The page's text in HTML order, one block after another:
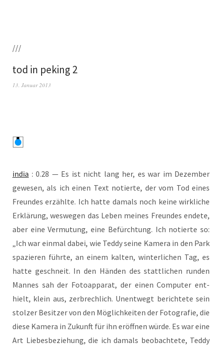
///
tod in peking 2
13. Januar 2013
india : 0.28 — Es ist nicht lang her, es war im Dezem­ber
gewe­sen, als ich einen Text notier­te, der vom Tod eines
Freun­des erzähl­te. Ich hat­te damals noch kei­ne wirk­li­che
Erklä­rung, wes­we­gen das Leben mei­nes Freun­des ende­te,
aber eine Ver­mu­tung, eine Befürch­tung. Ich notier­te so:
„Ich war ein­mal dabei, wie Ted­dy sei­ne Kame­ra in den Park
spa­zie­ren führ­te, an einem kal­ten, win­ter­li­chen Tag, es
hat­te geschneit. In den Hän­den des statt­li­chen run­den
Man­nes sah der Foto­ap­pa­rat, der einen Com­pu­ter ent­
hielt, klein aus, zer­brech­lich. Unent­wegt berich­te­te sein
stol­zer Besit­zer von den Mög­lich­kei­ten der Foto­gra­fie, die
die­se Kame­ra in Zukunft für ihn eröff­nen wür­de. Es war eine
Art Lie­bes­be­zie­hung, die ich damals beob­ach­te­te, Ted­dy